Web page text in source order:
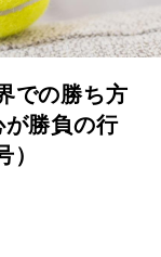
での勝ち方
勝負の行